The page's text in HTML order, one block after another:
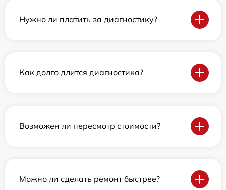
Нужно ли платить за диагностику?
Как долго длится диагностика?
Возможен ли пересмотр стоимости?
Можно ли сделать ремонт быстрее?